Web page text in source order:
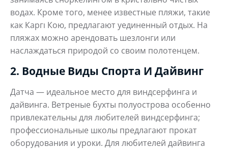
водах. Кроме того, менее известные пляжи, такие
как Каргı Кою, предлагают уединенный отдых. На
пляжах можно арендовать шезлонги или
наслаждаться природой со своим полотенцем.
2. Водные Виды Спорта И Дайвинг
Датча — идеальное место для виндсерфинга и
дайвинга. Ветреные бухты полуострова особенно
привлекательны для любителей виндсерфинга;
профессиональные школы предлагают прокат
оборудования и уроки. Для любителей дайвинга